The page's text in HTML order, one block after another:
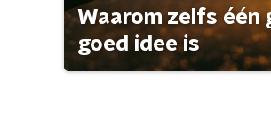
Waarom zelfs één
goed idee is